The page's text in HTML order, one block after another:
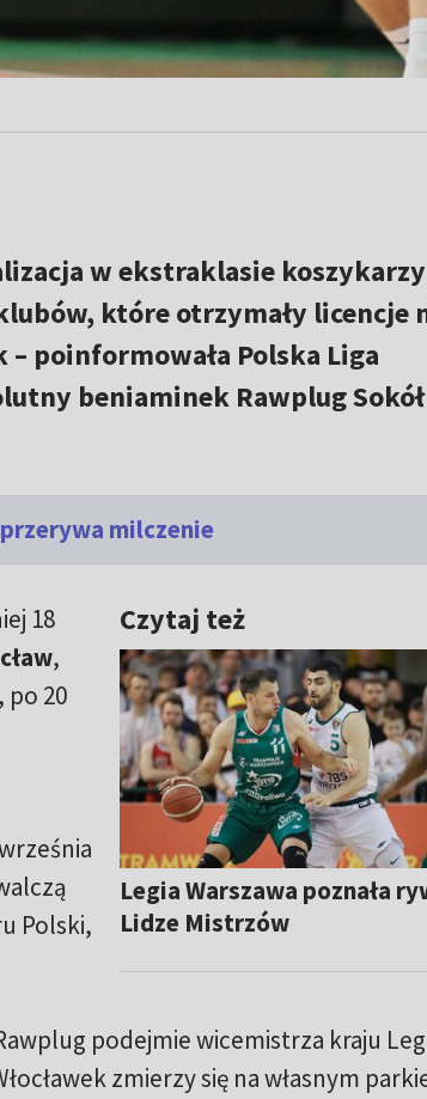
w ekstraklasie koszykarzy
które otrzymały licencje
poinformowała Polska Liga
beniaminek Rawplug Sokół
milczenie
Czytaj też
Legia Warszawa poznała
Lidze Mistrzów
18
,
po 20
Polski,
podejmie wicemistrza kraju
zmierzy się na własnym